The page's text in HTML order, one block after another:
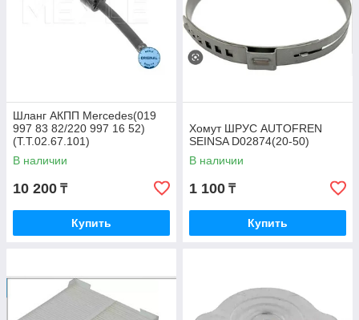
Шланг АКПП Mercedes(019
997 83 82/220 997 16 52)
(T.T.02.67.101)
В наличии
10 200 ₸
Купить
Хомут ШРУС AUTOFREN
SEINSA D02874(20-50)
В наличии
1 100 ₸
Купить